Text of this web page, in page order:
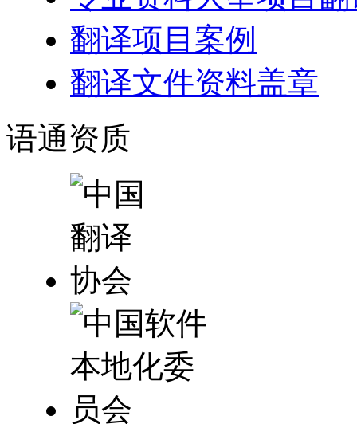
翻译项目案例
翻译文件资料盖章
语通资质